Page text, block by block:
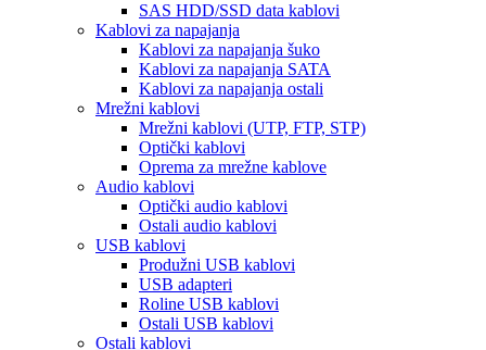
SAS HDD/SSD data kablovi
Kablovi za napajanja
Kablovi za napajanja šuko
Kablovi za napajanja SATA
Kablovi za napajanja ostali
Mrežni kablovi
Mrežni kablovi (UTP, FTP, STP)
Optički kablovi
Oprema za mrežne kablove
Audio kablovi
Optički audio kablovi
Ostali audio kablovi
USB kablovi
Produžni USB kablovi
USB adapteri
Roline USB kablovi
Ostali USB kablovi
Ostali kablovi